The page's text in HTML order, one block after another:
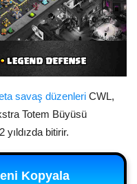
savaş düzenleri CWL,
Totem Büyüsü
yıldızda bitirir.
Kopyala